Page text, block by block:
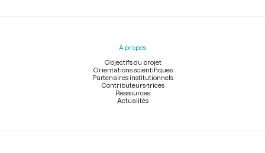
Menu
À propos
Objectifs du projet
Orientations scientifiques
Partenaires institutionnels
Contributeurs-trices
Ressources
Actualités